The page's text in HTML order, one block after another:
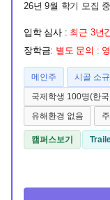
26년 9월 학기 모집 중
입학 심사 : 최근 3년
장학금: 별도 문의 :
메인주 시골 소
국제학생 100명(한
유해환경 없음
캠퍼스보기